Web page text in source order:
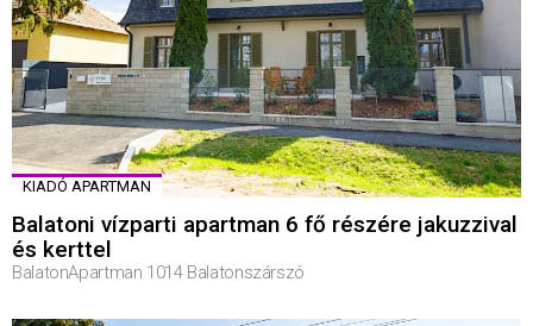
KIADÓ APARTMAN
Balatoni vízparti apartman 6 fő részére jakuzzival
és kerttel
BalatonApartman 1014 Balatonszárszó